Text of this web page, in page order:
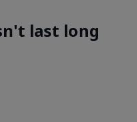
last long